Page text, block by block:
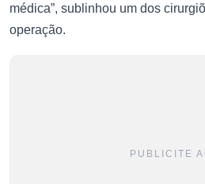
médica”, sublinhou um dos
operação.
PUBLICITE